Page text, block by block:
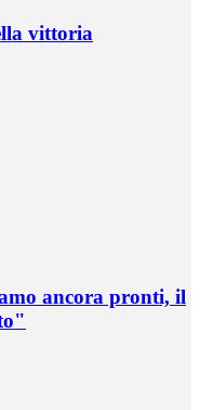
vittoria
ancora pronti, il